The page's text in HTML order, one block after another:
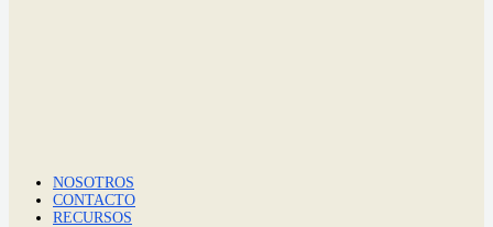
NOSOTROS
CONTACTO
RECURSOS